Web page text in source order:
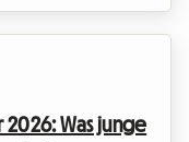
kommt...Was junge